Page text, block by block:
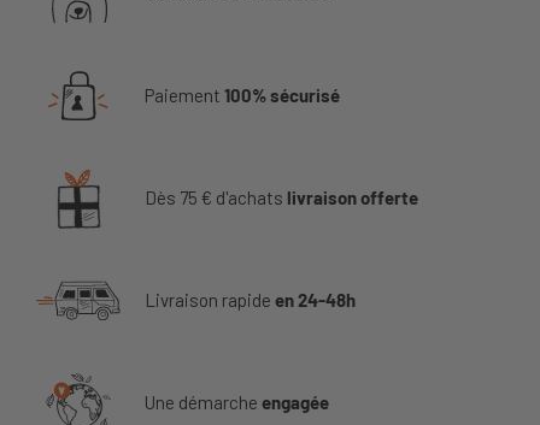
Paiement 100% sécurisé
Dès 75 € d'achats livraison offerte
Livraison rapide en 24-48h
Une démarche engagée